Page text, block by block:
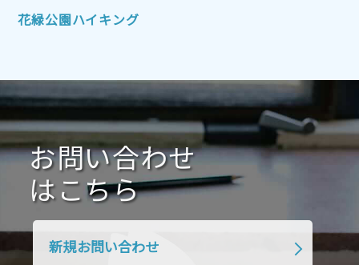
2021年10月 2021年9月
2021年1月 2020年12月 2020年11月
2020年10月 2020年9月 2020年8月
2020年7月 2020年6月 2020年5月
2020年4月 2020年3月 2020年2月
2019年9月
花緑公園ハイキング
お問い合わせ
はこちら
新規お問い合わせ